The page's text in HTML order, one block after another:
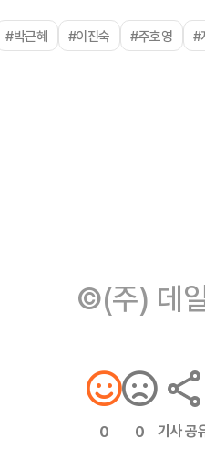
#박근혜 #이진숙 #주호영 #
©(주) 데
0 0 기사 공